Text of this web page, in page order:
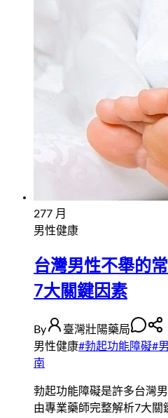
277 月
男性健康
台灣男性不舉的
7大關鍵因素
By
臺灣壯陽藥局
男性健康#勃起功能障礙#
南
勃起功能障礙是許多台灣
由專業藥師完整解析7大